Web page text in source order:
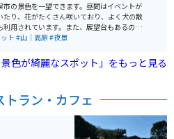
市の景色を一望できます。昼間はイベントが
たり、花がたくさん咲いており、よく犬の散
利用されています。また、展望台もあるので
一望することができます。人も少ないのでと
ト #山｜高原#夜景
景色が綺麗なスポット」をもっと見る
トラン・カフェ